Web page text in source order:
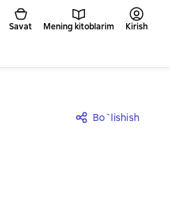
Savat Mening kitoblarim Kirish
Bo`lishish